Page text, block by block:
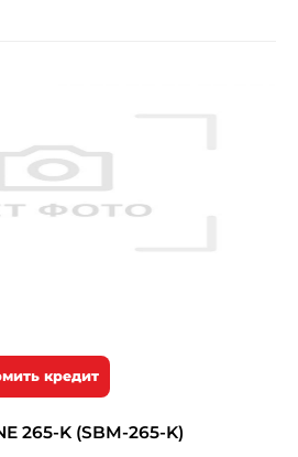
кредит
265-K (SBM-265-K)